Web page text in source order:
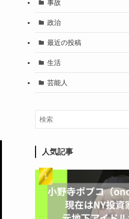
事故
政治
最近の投稿
生活
芸能人
人気記事